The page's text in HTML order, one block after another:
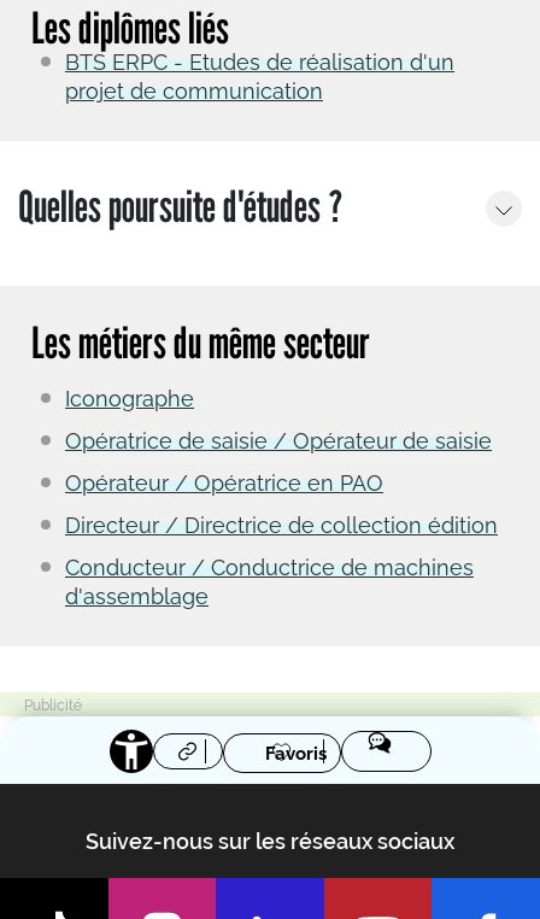
Les diplômes liés
BTS ERPC - Etudes de réalisation d'un
projet de communication
Quelles poursuite d'études ?
Les métiers du même secteur
Iconographe
Opératrice de saisie / Opérateur de saisie
Opérateur / Opératrice en PAO
Directeur / Directrice de collection édition
Conducteur / Conductrice de machines
d'assemblage
Favoris
Suivez-nous sur les réseaux sociaux